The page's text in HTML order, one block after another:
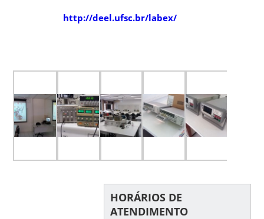
http://deel.ufsc.br/labex/
HORÁRIOS DE
ATENDIMENTO